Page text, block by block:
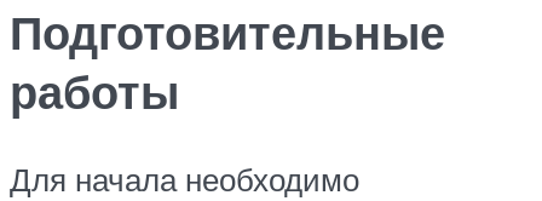
Подготовительные
работы
Для начала необходимо